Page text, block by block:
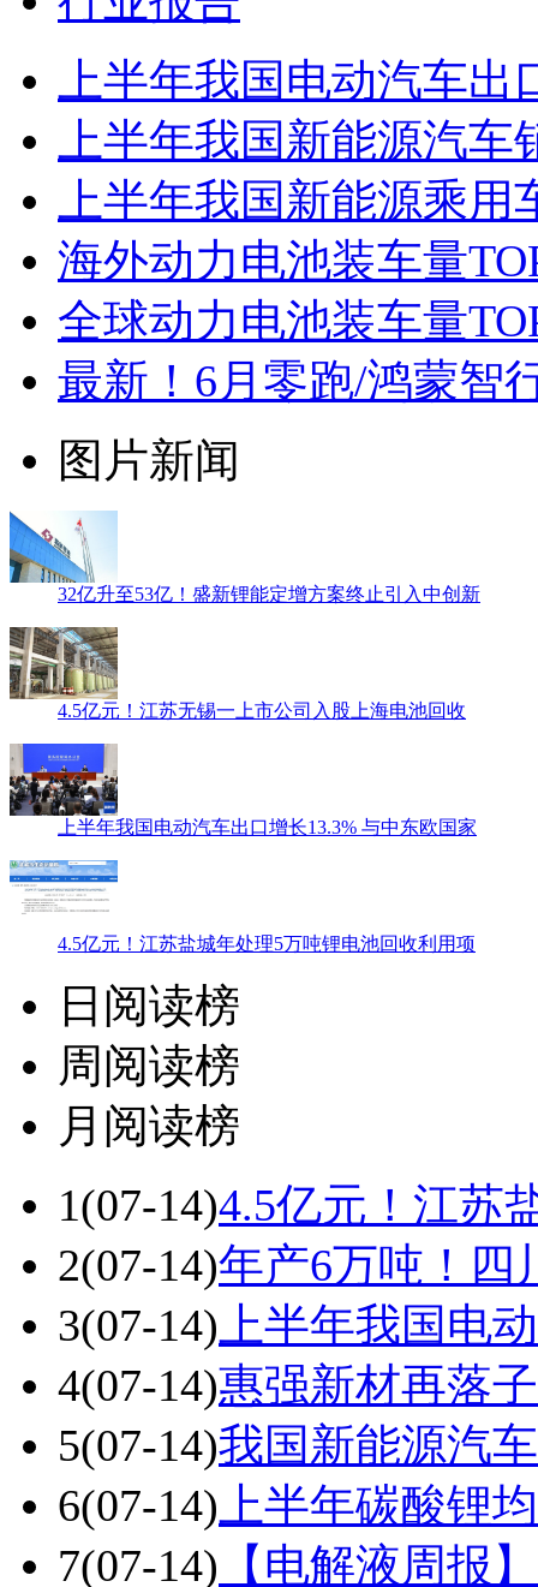
上半年我国电动汽车
上半年我国新能源汽车
上半年我国新能源乘
海外动力电池装车量
全球动力电池装车量
最新！6月零跑/鸿蒙智
图片新闻
32亿升至53亿！盛新锂能定增方案终止引入中创新
4.5亿元！江苏无锡一上市公司入股上海电池回收
上半年我国电动汽车出口增长13.3% 与中东欧国家
4.5亿元！江苏盐城年处理5万吨锂电池回收利用项
日阅读榜
周阅读榜
月阅读榜
1(07-14)4.5亿元！江苏
2(07-14)年产6万吨！四
3(07-14) 上半年我国电
4(07-14)惠强新材再落
5(07-14)我国新能源汽
6(07-14) 上半年碳酸锂
7(07-14) 【电解液周报